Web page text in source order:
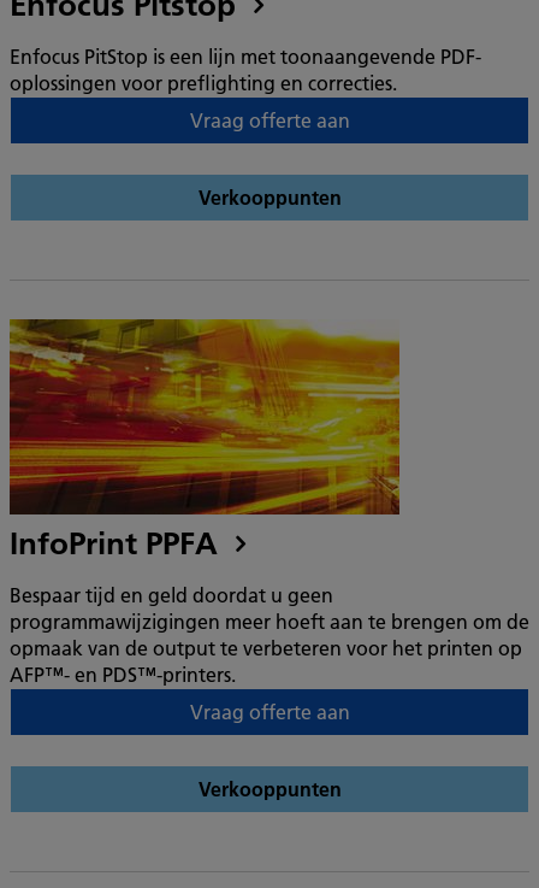
Enfocus PitStop is een lijn met toonaangevende PDF-
oplossingen voor preflighting en correcties.
Vraag offerte aan
Verkooppunten
InfoPrint PPFA
Bespaar tijd en geld doordat u geen
programmawijzigingen meer hoeft aan te brengen om de
opmaak van de output te verbeteren voor het printen op
AFP™- en PDS™-printers.
Vraag offerte aan
Verkooppunten